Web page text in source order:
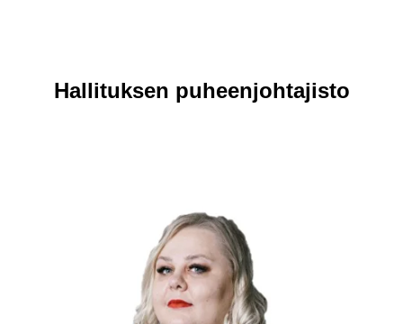
Hallituksen puheenjohtajisto